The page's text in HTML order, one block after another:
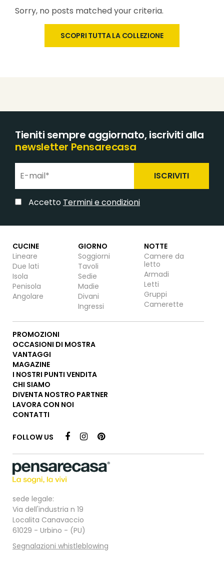
Sorry, no posts matched your criteria.
SCOPRI TUTTA LA COLLEZIONE
Tieniti sempre aggiornato, iscriviti alla
newsletter Pensarecasa
ISCRIVITI
Accetto Termini e condizioni
CUCINE
Lineare
Due lati
Isola
Penisola
Angolare
GIORNO
Soggiorni
Tavoli
Sedie
Madie
Divani
Ingressi
NOTTE
Camere da
letto
Armadi
Letti
Gruppi
Camerette
PROMOZIONI
OCCASIONI DI MOSTRA
VANTAGGI
MAGAZINE
I NOSTRI PUNTI VENDITA
CHI SIAMO
DIVENTA NOSTRO PARTNER
LAVORA CON NOI
CONTATTI
FOLLOW US
sede legale:
Via dell'industria n 19
Localita Canavaccio
61029 - Urbino - (PU)
Segnalazioni whistleblowing